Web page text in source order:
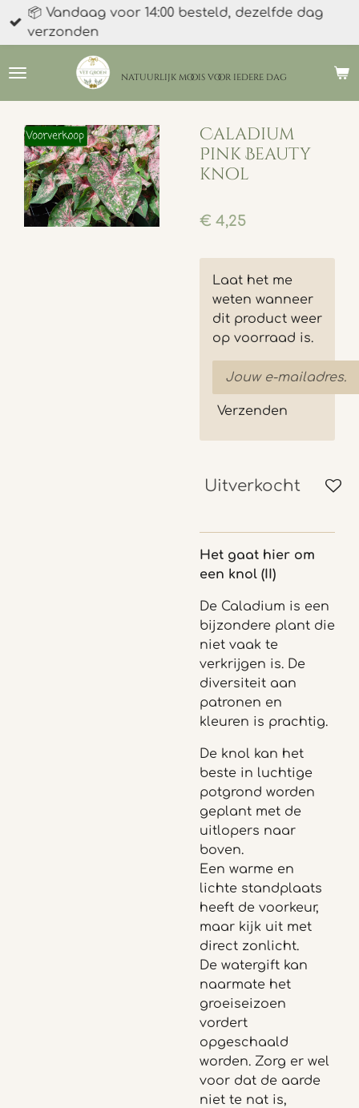
Ga
direct
de
natuurlijk moois voor iedere dag
📦 Vandaag voor 14:00 besteld, dezelfde dag
verzonden
Caladium
Pink Beauty
knol
€ 4,25
Laat het me
weten wanneer
dit product weer
op voorraad is.
Verzenden
Uitverkocht
Het gaat hier om
een knol (II)
De Caladium is een
bijzondere plant die
niet vaak te
verkrijgen is. De
diversiteit aan
patronen en
kleuren is prachtig.
De knol kan het
beste in luchtige
potgrond worden
geplant met de
uitlopers naar
boven.
Een warme en
lichte standplaats
heeft de voorkeur,
maar kijk uit met
direct zonlicht.
De watergift kan
naarmate het
groeiseizoen
vordert
opgeschaald
worden. Zorg er wel
voor dat de aarde
niet te nat is,